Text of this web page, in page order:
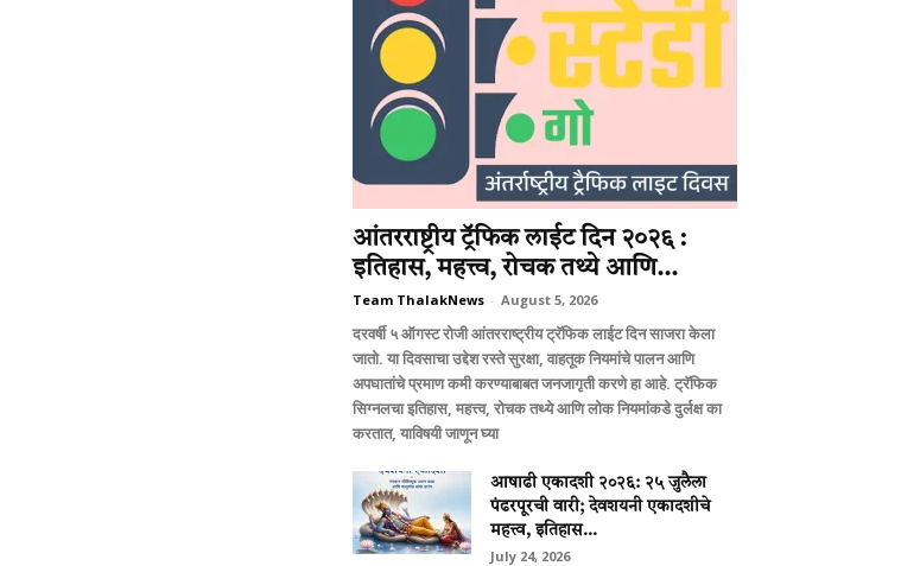
आंतरराष्ट्रीय ट्रॅफिक लाईट दिन २०२६ :
इतिहास, महत्त्व, रोचक तथ्ये आणि...
Team ThalakNews - August 5, 2026
दरवर्षी ५ ऑगस्ट रोजी आंतरराष्ट्रीय ट्रॅफिक लाईट दिन साजरा केला
जातो. या दिवसाचा उद्देश रस्ते सुरक्षा, वाहतूक नियमांचे पालन आणि
अपघातांचे प्रमाण कमी करण्याबाबत जनजागृती करणे हा आहे. ट्रॅफिक
सिग्नलचा इतिहास, महत्त्व, रोचक तथ्ये आणि लोक नियमांकडे दुर्लक्ष का
करतात, याविषयी जाणून घ्या
आषाढी एकादशी २०२६: २५ जुलैला
पंढरपूरची वारी; देवशयनी एकादशीचे
महत्त्व, इतिहास...
July 24, 2026